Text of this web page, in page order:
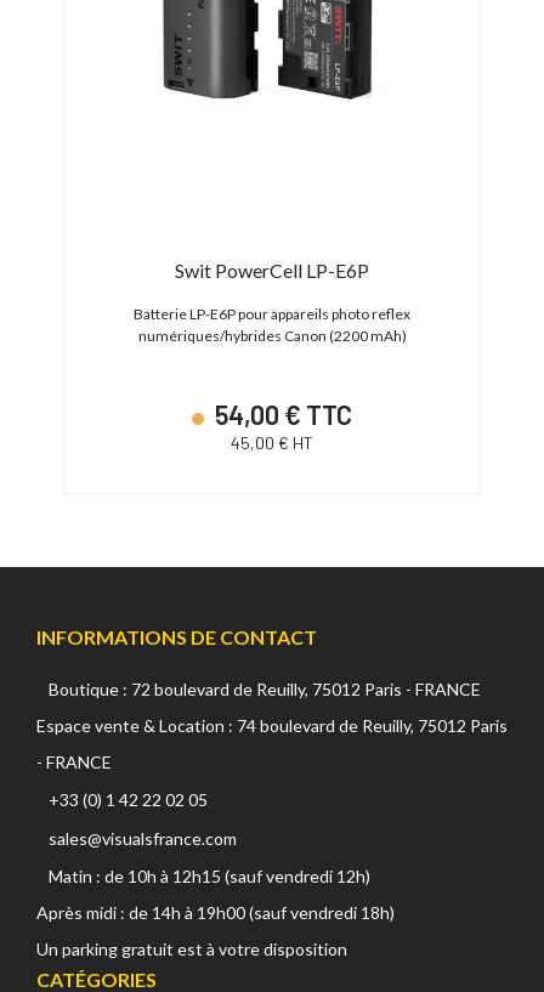
Swit PowerCell LP-E6P
Batterie LP-E6P pour appareils photo reflex
numériques/hybrides Canon (2200 mAh)
54,00 € TTC
45,00 € HT
INFORMATIONS DE CONTACT
Boutique : 72 boulevard de Reuilly, 75012 Paris - FRANCE
Espace vente & Location : 74 boulevard de Reuilly, 75012 Paris
- FRANCE
+33 (0) 1 42 22 02 05
sales@visualsfrance.com
Matin : de 10h à 12h15 (sauf vendredi 12h)
Après midi : de 14h à 19h00 (sauf vendredi 18h)
Un parking gratuit est à votre disposition
CATÉGORIES